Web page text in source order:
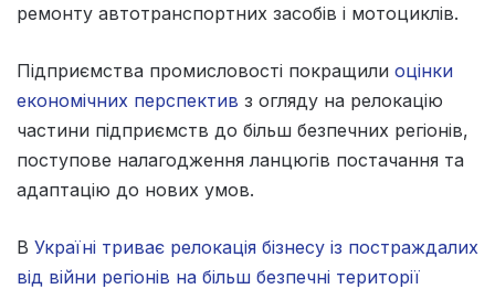
ремонту автотранспортних засобів і мотоциклів.
Підприємства промисловості покращили оцінки
економічних перспектив з огляду на релокацію
частини підприємств до більш безпечних регіонів,
поступове налагодження ланцюгів постачання та
адаптацію до нових умов.
В Україні триває релокація бізнесу із постраждалих
від війни регіонів на більш безпечні території